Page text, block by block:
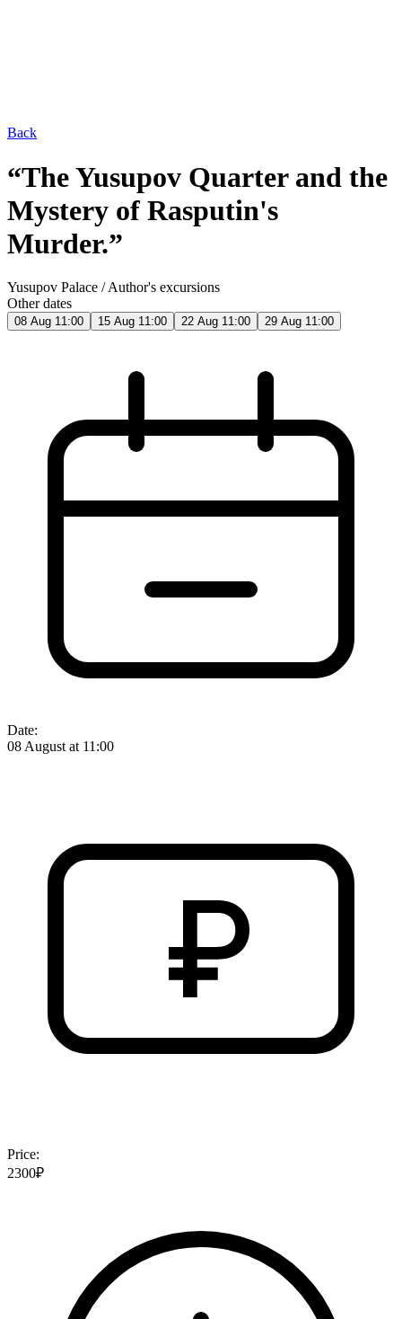
Back
“The Yusupov Quarter and the
Mystery of Rasputin's
Murder.”
Yusupov Palace /Author's excursions
Other dates
08 Aug 11:00 15 Aug 11:00 22 Aug 11:00 29 Aug 11:00
Date:
08 August at 11:00
Price:
2300₽